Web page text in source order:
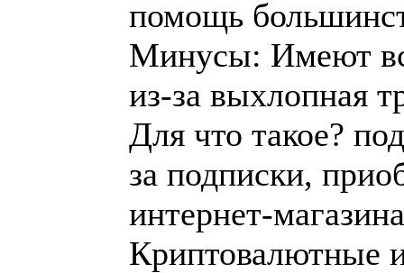
помощь
Минусы: Имеют
из-за выхлопная
Для что такое?
за подписки,
интернет-
Криптовалютные